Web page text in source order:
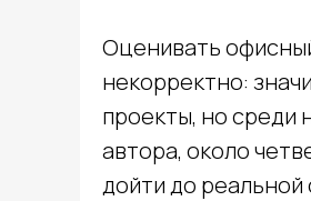
Оценивать
некорректно:
проекты, но среди
автора, около
дойти до реальной